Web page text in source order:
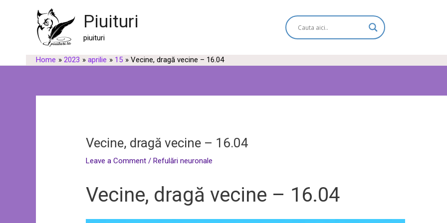
Piuituri
piuituri
Home 2023 aprilie 15 Vecine, dragă vecine – 16.04
Vecine, dragă vecine – 16.04
Leave a Comment /Refulări neuronale
Vecine, dragă vecine – 16.04
navigation